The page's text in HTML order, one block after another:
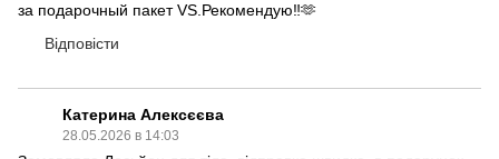
за подарочный пакет VS.Рекомендую‼️🫶
Відповісти
Катерина Алексєєва
28.05.2026 в 14:03